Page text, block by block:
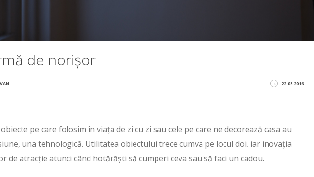
de norișor
22.03.2016
pe care folosim în viața de zi cu zi sau cele pe care ne decorează casa au
una tehnologică. Utilitatea obiectului trece cumva pe locul doi, iar inovația
de atracție atunci când hotărăști să cumperi ceva sau să faci un cadou.